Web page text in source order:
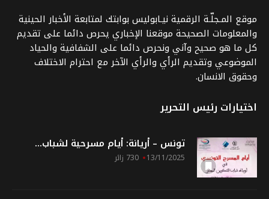
موقع المـجلّـة الرقمية نيـابوليس بوابتك لمتابعة الأخبار الحينية
والمعلومات الصحيحة موقعنا الإخباري يحرص دائما على تقديم
كل ما هو صحيح وآني ونحرص دائما على الشفافية والحياد
الموضوعي وتقديم الرأي والرأي الآخر مع احترام الاختلاف
وحقوق الانسان.
اختيارات رئيس التحرير
تونس – أريانة: أيام مسرحية لشباب...
13/11/2025 730 زائر